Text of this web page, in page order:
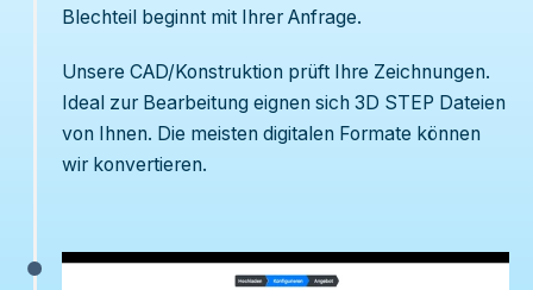
Blechteil beginnt mit Ihrer Anfrage.
Unsere CAD/Konstruktion prüft Ihre Zeichnungen.
Ideal zur Bearbeitung eignen sich 3D STEP Dateien
von Ihnen. Die meisten digitalen Formate können
wir konvertieren.